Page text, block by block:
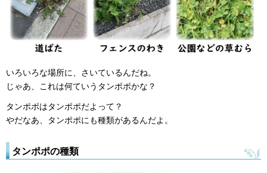
いろいろな場所に、さいているんだね。
じゃあ、これは何ていうタンポポかな？
タンポポはタンポポだよって？
やだなあ、タンポポにも種類があるんだよ。
タンポポの種類